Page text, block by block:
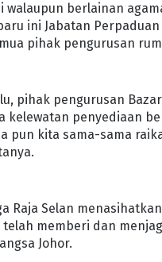
walaupun berlainan
ini Jabatan
pihak pengurusan
pihak pengurusan
kelewatan penyediaan
pun kita sama-sama
Raja Selan
telah memberi dan
Johor.